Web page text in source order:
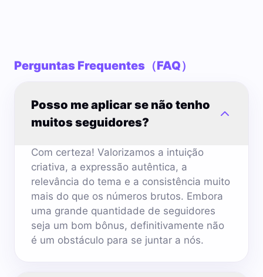
Perguntas Frequentes（FAQ）
Posso me aplicar se não tenho
muitos seguidores?
Com certeza! Valorizamos a intuição
criativa, a expressão autêntica, a
relevância do tema e a consistência muito
mais do que os números brutos. Embora
uma grande quantidade de seguidores
seja um bom bônus, definitivamente não
é um obstáculo para se juntar a nós.